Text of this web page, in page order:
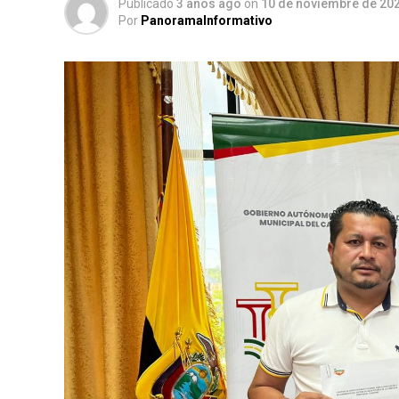
Publicado 3 años ago on 10 de noviembre de
Por PanoramaInformativo